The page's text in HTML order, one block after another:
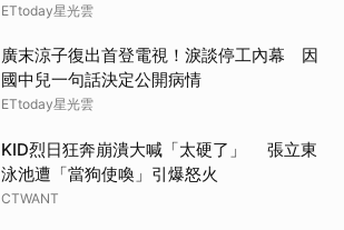
田曦
金高
ETtoday星光雲
廣末涼子復出首登電視！淚談停工內幕 因
國中兒一句話決定公開病情
ETtoday星光雲
KID烈日狂奔崩潰大喊「太硬了」 張立東
泳池遭「當狗使喚」引爆怒火
CTWANT